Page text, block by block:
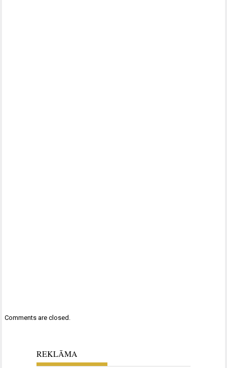
Comments are closed.
REKLĀMA